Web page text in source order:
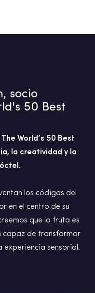
socio
50 Best
World’s 50 Best
la creatividad y la
los códigos del
en el centro de su
que la fruta es
capaz de transformar
experiencia sensorial.